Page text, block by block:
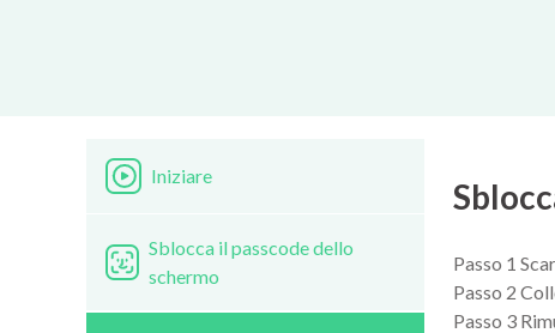
Iniziare
Sblocca il passcode dello
schermo
Passo 1
Passo 2
Passo 3